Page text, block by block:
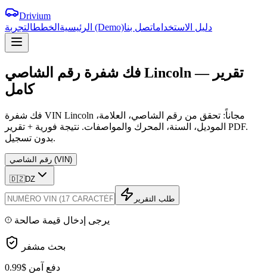
Drivium
الرئيسية الخطط التجربة (Demo) دليل الاستخداماتصل بنا
فك شفرة رقم Lincoln— تقرير
كامل
فك شفرة VIN Lincoln مجاناً: تحقق من رقم الشاصي، العلامة،
الموديل، السنة، المحرك والمواصفات. نتيجة فورية + تقرير PDF.
بدون تسجيل.
رقم الشاصي (VIN)
🇩🇿DZ
طلب التقرير
يرجى إدخال قيمة صالحة
بحث مشفر
دفع آمن $0.99